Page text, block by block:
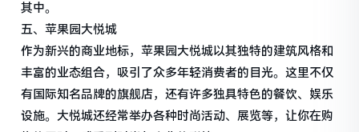
其中。
五、苹果园大悦城
作为新兴的商业地标，苹果园大悦城以其独特的建筑风格和
丰富的业态组合，吸引了众多年轻消费者的目光。这里不仅
有国际知名品牌的旗舰店，还有许多独具特色的餐饮、娱乐
设施。大悦城还经常举办各种时尚活动、展览等，让你在购